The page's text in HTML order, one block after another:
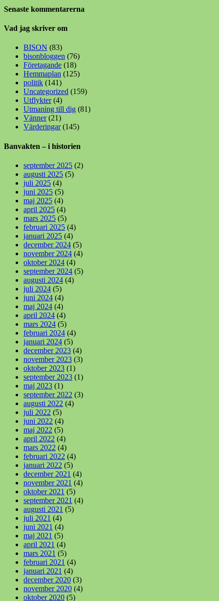
Senaste kommentarerna
Vad jag skriver om
BISON (83)
bisonbloggen (76)
Företagande (18)
Hemmaplan (125)
politik (141)
Uncategorized (159)
Utflykter(4)
Utmaning till dig (81)
Vänner(21)
Värderingar(145)
Banvakten – i historien
september 2025 (2)
augusti 2025 (5)
juli 2025 (4)
juni 2025 (5)
maj 2025 (4)
april 2025 (4)
mars 2025 (5)
februari 2025 (4)
januari 2025 (4)
december 2024 (5)
november 2024 (4)
oktober 2024 (4)
september 2024 (5)
augusti 2024 (4)
juli 2024 (5)
juni 2024 (4)
maj 2024 (4)
april 2024 (4)
mars 2024 (5)
februari 2024 (4)
januari 2024 (5)
december 2023 (4)
november 2023 (3)
oktober 2023 (1)
september 2023 (1)
maj 2023 (1)
september 2022 (3)
augusti 2022 (4)
juli 2022 (5)
juni 2022 (4)
maj 2022 (5)
april 2022 (4)
mars 2022 (4)
februari 2022 (4)
januari 2022 (5)
december 2021 (4)
november 2021 (4)
oktober 2021 (5)
september 2021 (4)
augusti 2021 (5)
juli 2021 (4)
juni 2021 (4)
maj 2021 (5)
april 2021 (4)
mars 2021 (5)
februari 2021 (4)
januari 2021 (4)
december 2020 (3)
november 2020 (4)
oktober 2020 (5)